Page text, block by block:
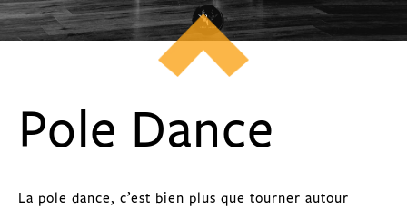
Pole Dance
La pole dance, c’est bien plus que tourner autour